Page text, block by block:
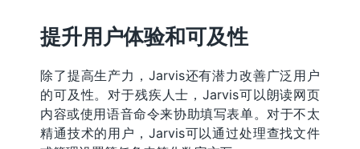
提升用户体验和可及性
除了提高生产力，Jarvis还有潜力改善广泛用户
的可及性。对于残疾人士，Jarvis可以朗读网页
内容或使用语音命令来协助填写表单。对于不太
精通技术的用户，Jarvis可以通过处理查找文件